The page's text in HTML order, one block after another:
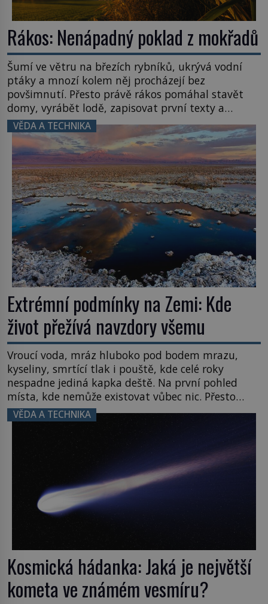
Rákos: Nenápadný poklad z mokřadů
Šumí ve větru na březích rybníků, ukrývá vodní
ptáky a mnozí kolem něj procházejí bez
povšimnutí. Přesto právě rákos pomáhal stavět
domy, vyrábět lodě, zapisovat první texty a
inspiroval řadu pověstí. Tato skromná, ale
užitečná rostlina provází člověka už tisíce let.
Většina lidí vnímá rákos jen jako obyčejnou kulisu
letního koupání. Stačí se však podívat […]
VĚDA A TECHNIKA
Extrémní podmínky na Zemi: Kde
život přežívá navzdory všemu
Vroucí voda, mráz hluboko pod bodem mrazu,
kyseliny, smrtící tlak i pouště, kde celé roky
nespadne jediná kapka deště. Na první pohled
místa, kde nemůže existovat vůbec nic. Přesto
právě tady vědci objevují organismy, které
posouvají hranice života. Každý nový nález mění
naše představy o tom, co všechno dokáže příroda a
napovídá, kde bychom jednou […]
VĚDA A TECHNIKA
Kosmická hádanka: Jaká je největší
kometa ve známém vesmíru?